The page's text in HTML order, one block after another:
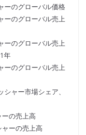
ーのグローバル価格
ーのグローバル売上
ーのグローバル売上
年
ーのグローバル売上
ャー市場シェア、
ーの売上高
ーの売上高